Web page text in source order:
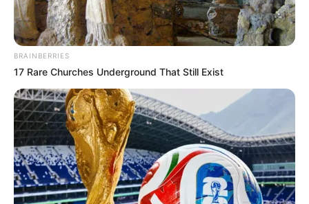
BRAINBERRIES
17 Rare Churches Underground That Still Exist